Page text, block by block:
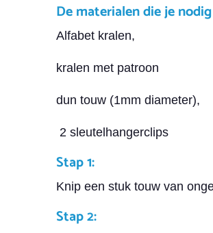
De materialen die je
Alfabet kralen,
kralen met patroon
dun touw (1mm diameter),
2 sleutelhangerclips
Stap 1:
Knip een stuk touw van
Stap 2: